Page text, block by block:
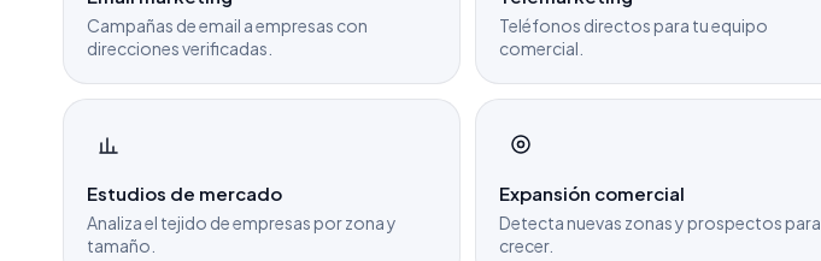
Campañas de email a empresas con
direcciones verificadas.
Teléfonos directos para tu equipo
comercial.
Estudios de mercado
Analiza el tejido de empresas por zona y
tamaño.
Expansión comercial
Detecta nuevas zonas y prospectos para
crecer.